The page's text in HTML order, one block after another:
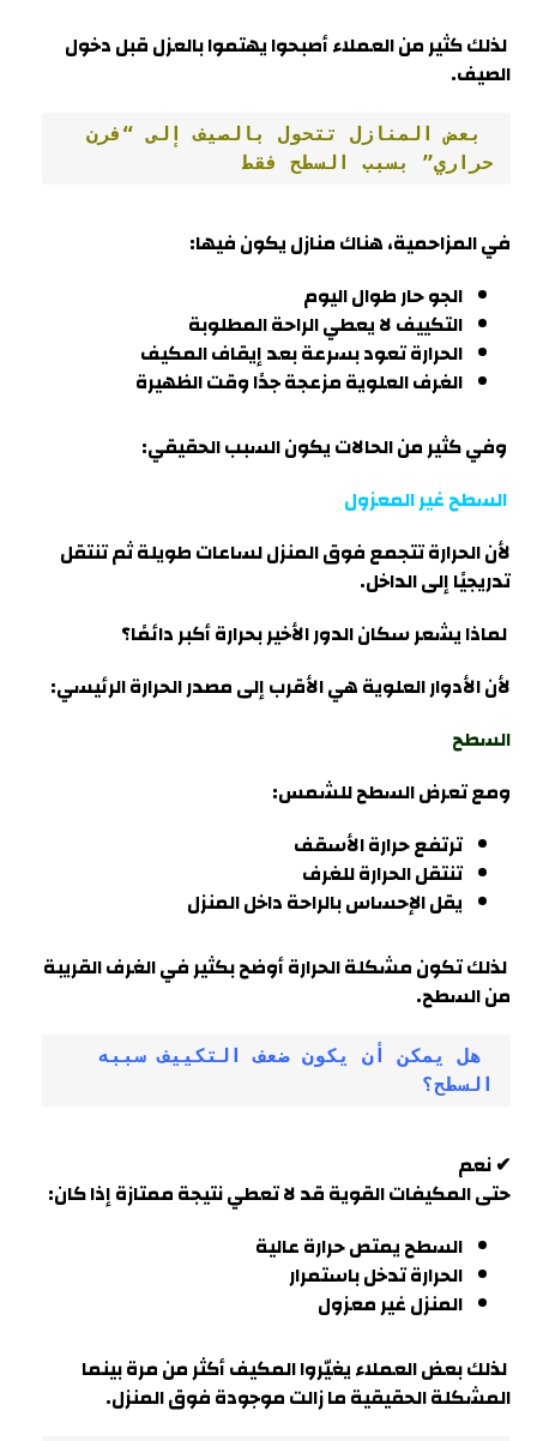
لذلك كثير من العملاء أصبحوا يهتموا بالعزل قبل دخول
الصيف.
حراري” بسبب السطح فقط
فيالمزاحمية، هناك منازل يكون فيها:
الجو حار طوال اليوم
التكييف لا يعطي الراحة المطلوبة
الحرارة تعود بسرعة بعد إيقاف المكيف
الغرف العلوية مزعجة جدًا وقت الظهيرة
وفي كثير من الحالات يكون السبب الحقيقي:
السطح غير المعزول
لأن الحرارة تتجمع فوق المنزل لساعات طويلة ثم تنتقل
تدريجيًا إلى الداخل.
لماذا يشعر سكان الدور الأخير بحرارة أكبر دائمًا؟
لأن الأدوار العلوية هي الأقرب إلى مصدر الحرارة الرئيسي:
السطح
ومع تعرض السطح للشمس:
ترتفع حرارة الأسقف
تنتقل الحرارة للغرف
يقل الإحساس بالراحة داخل المنزل
لذلك تكون مشكلة الحرارة أوضح بكثير في الغرف القريبة
من السطح.
السطح؟
✔ نعم
حتى المكيفات القوية قد لا تعطي نتيجة ممتازة إذا كان:
السطح يمتص حرارة عالية
الحرارة تدخل باستمرار
المنزل غير معزول
لذلك بعض العملاء يغيّروا المكيف أكثر من مرة بينما
المشكلة الحقيقية ما زالت موجودة فوق المنزل.